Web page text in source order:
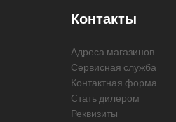
Контакты
Адреса магазинов
Сервисная служба
Контактная форма
Cтать дилером
Реквизиты